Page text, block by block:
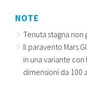
NOTE
Tenuta stagna non
Il paravento Mars
in una variante
dimensioni da 100